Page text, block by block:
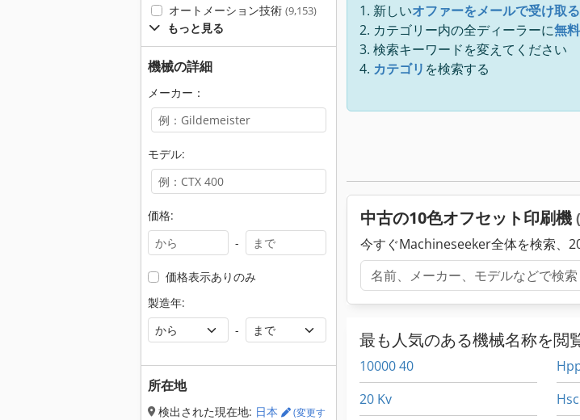
オートメーション技術 (9,153)
もっと見る
機械の詳細
メーカー：
モデル:
価格:
-
価格表示ありのみ
製造年:
-
所在地
検出された現在地: 日本
(変更す
新しいオファーをメールで受け取る
カテゴリー内の全ディーラーに無
検索キーワードを変えてください
カテゴリ を検索する
中古の10色オフセット印刷機
今すぐMachineseeker全体を検索、
最も人気のある機械名称を閲
10000 40
20 Kv